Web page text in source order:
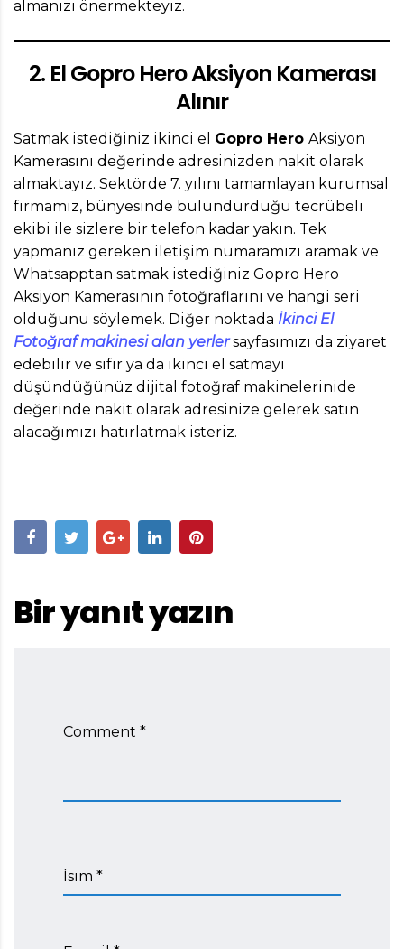
almanızı önermekteyiz.
2. El Gopro Hero Aksiyon Kamerası
Alınır
Satmak istediğiniz ikinci el Gopro Hero Aksiyon
Kamerasını değerinde adresinizden nakit olarak
almaktayız. Sektörde 7. yılını tamamlayan kurumsal
firmamız, bünyesinde bulundurduğu tecrübeli
ekibi ile sizlere bir telefon kadar yakın. Tek
yapmanız gereken iletişim numaramızı aramak ve
Whatsapptan satmak istediğiniz Gopro Hero
Aksiyon Kamerasının fotoğraflarını ve hangi seri
olduğunu söylemek. Diğer noktada İkinci El
Fotoğraf makinesi alan yerlersayfasımızı da ziyaret
edebilir ve sıfır ya da ikinci el satmayı
düşündüğünüz dijital fotoğraf makinelerinide
değerinde nakit olarak adresinize gelerek satın
alacağımızı hatırlatmak isteriz.
Bir yanıt yazın
Comment *
İsim *